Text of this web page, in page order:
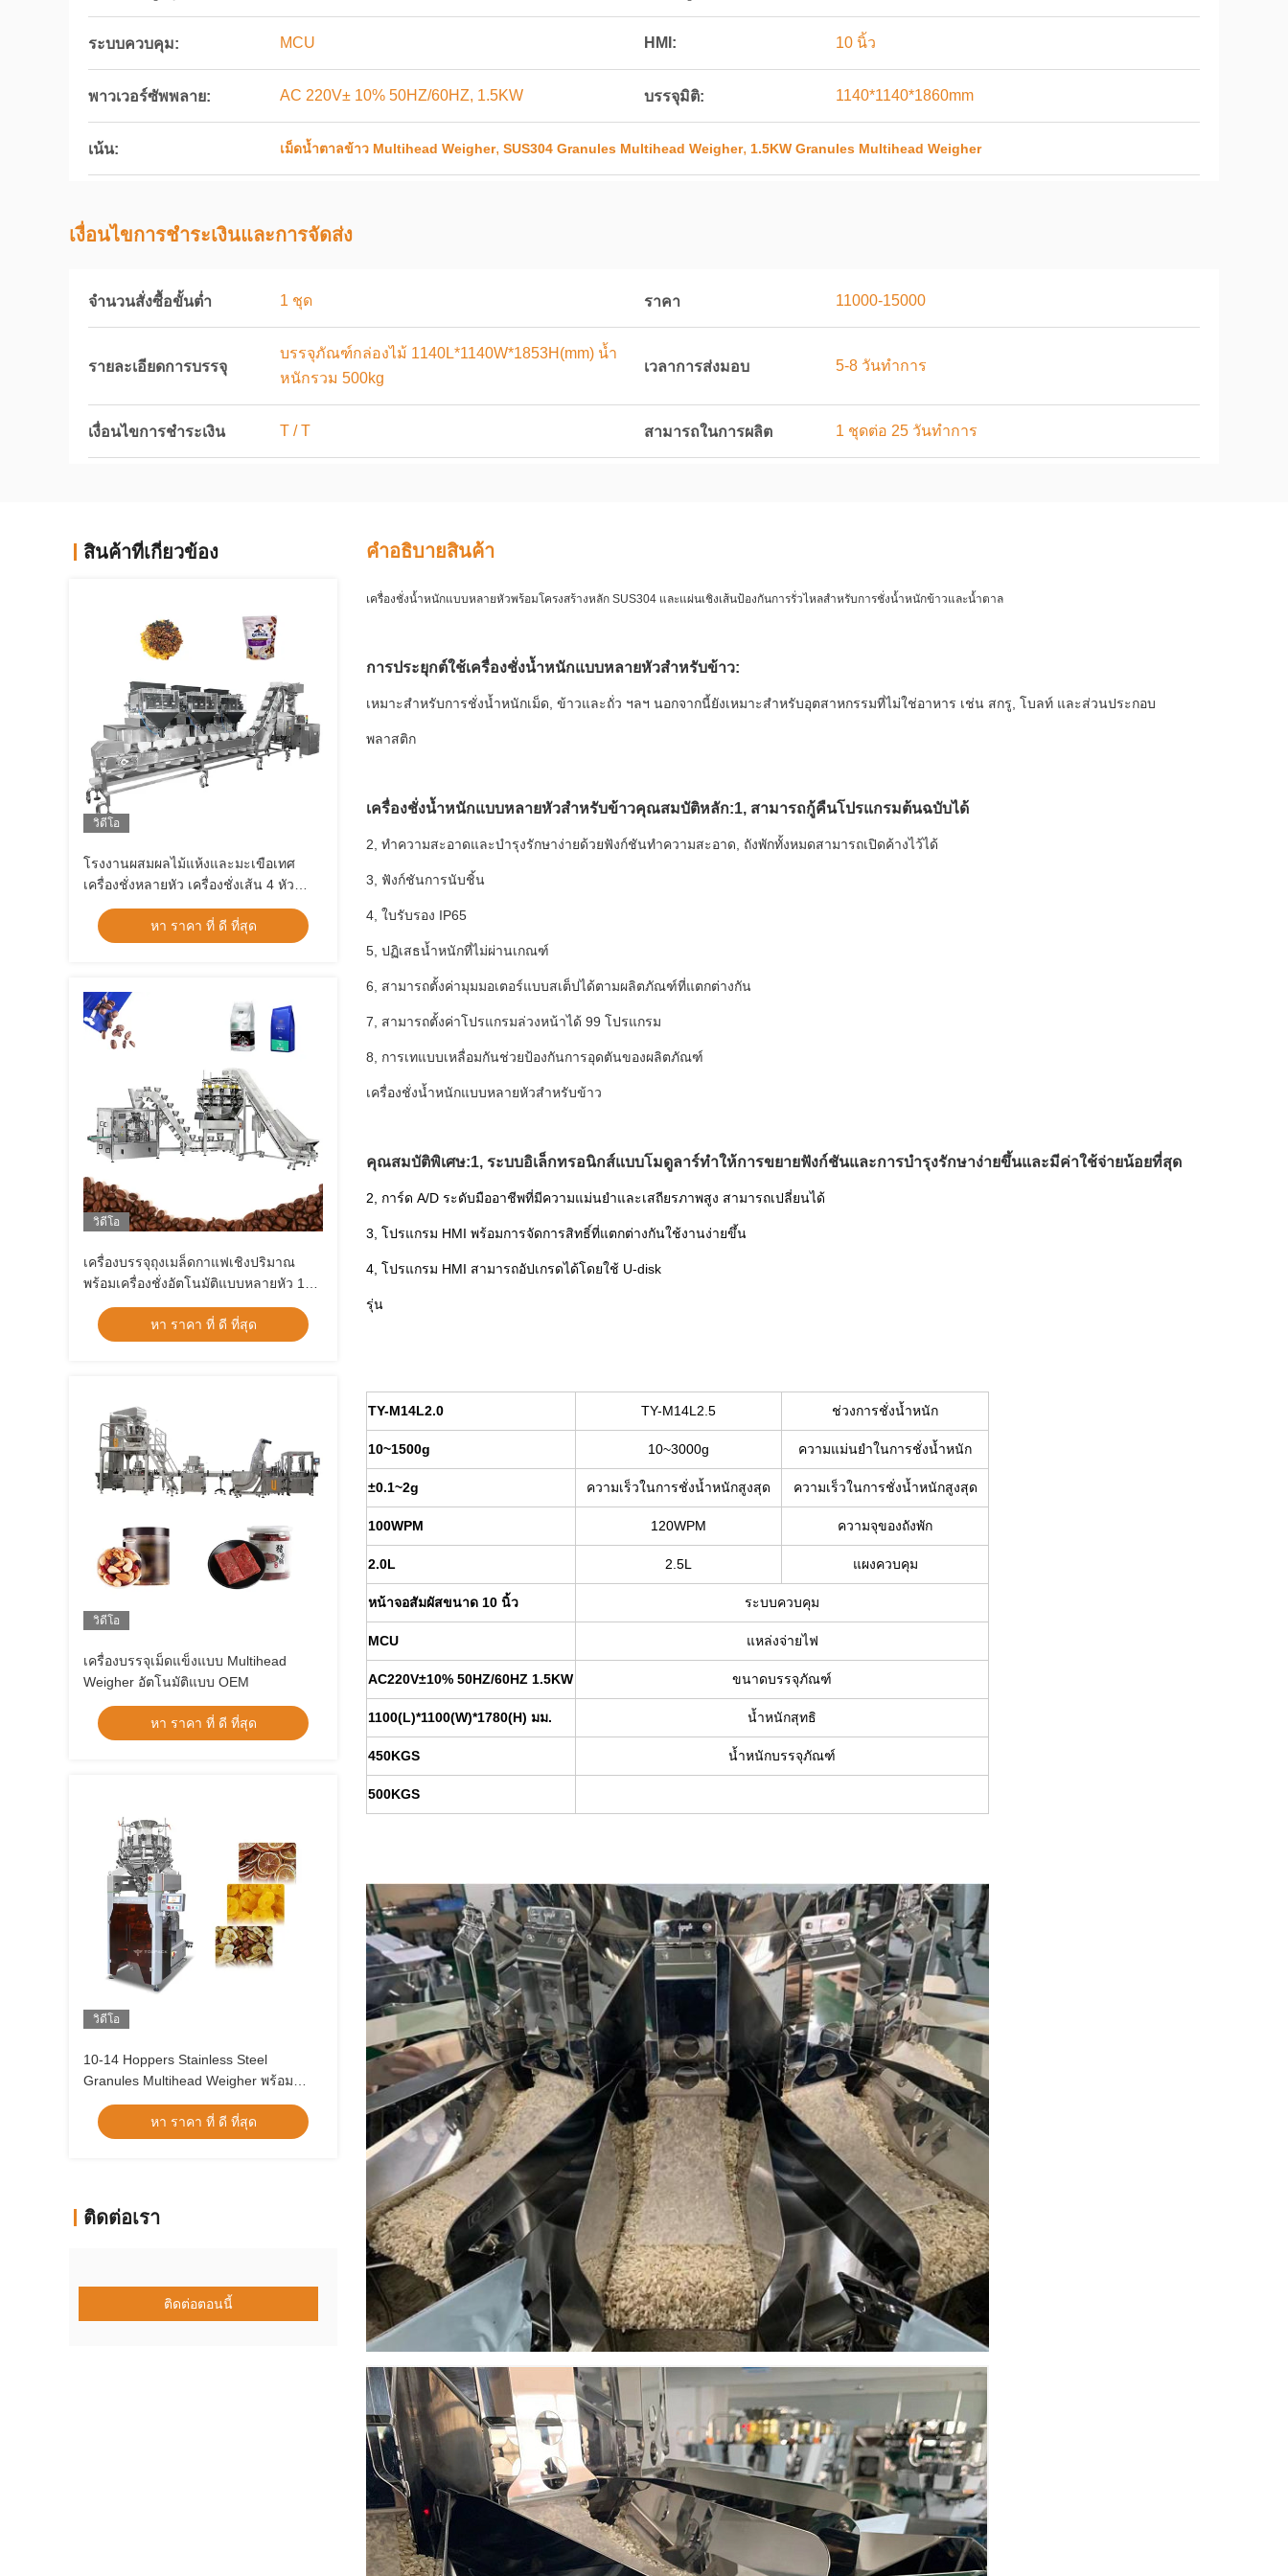
ระบบควบคุม: MCU HMI: 10 นิ้ว
พาวเวอร์ซัพพลาย: AC 220V± 10% 50HZ/60HZ, 1.5KW บรรจุมิติ: 1140*1140*1860mm
เน้น: เม็ดน้ำตาลข้าว Multihead Weigher, SUS304 Granules Multihead Weigher, 1.5KW Granules Multihead Weigher
เงื่อนไขการชําระเงินและการจัดส่ง
จำนวนสั่งซื้อขั้นต่ำ 1 ชุด ราคา 11000-15000
รายละเอียดการบรรจุ
บรรจุภัณฑ์กล่องไม้ 1140L*1140W*1853H(mm) น้ำ
หนักรวม 500kg
เวลาการส่งมอบ 5-8 วันทำการ
เงื่อนไขการชำระเงิน T / T สามารถในการผลิต 1 ชุดต่อ 25 วันทำการ
สินค้าที่เกี่ยวข้อง
วิดีโอ
โรงงานผสมผลไม้แห้งและมะเขือเทศ
เครื่องชั่งหลายหัว เครื่องชั่งเส้น 4 หัว
เครื่องบรรจุ VFF เครื่องบรรจุกระเป๋าซิป
หา ราคา ที่ ดี ที่สุด
วิดีโอ
เครื่องบรรจุถุงเมล็ดกาแฟเชิงปริมาณ
พร้อมเครื่องชั่งอัตโนมัติแบบหลายหัว 14
หา ราคา ที่ ดี ที่สุด
วิดีโอ
เครื่องบรรจุเม็ดแข็งแบบ Multihead
Weigher อัตโนมัติแบบ OEM
หา ราคา ที่ ดี ที่สุด
วิดีโอ
10-14 Hoppers Stainless Steel
Granules Multihead Weigher พร้อม
ระบบแสดงผลหน้าจอสัมผัส
หา ราคา ที่ ดี ที่สุด
ติดต่อเรา
ติดต่อตอนนี้
คําอธิบายสินค้า
เครื่องชั่งน้ำหนักแบบหลายหัวพร้อมโครงสร้างหลัก SUS304 และแผ่นเชิงเส้นป้องกันการรั่วไหลสำหรับการชั่งน้ำหนักข้าวและน้ำตาล
การประยุกต์ใช้เครื่องชั่งน้ำหนักแบบหลายหัวสำหรับข้าว:
เหมาะสำหรับการชั่งน้ำหนักเม็ด, ข้าวและถั่ว ฯลฯ นอกจากนี้ยังเหมาะสำหรับอุตสาหกรรมที่ไม่ใช่อาหาร เช่น สกรู, โบลท์ และส่วนประกอบ
พลาสติก
เครื่องชั่งน้ำหนักแบบหลายหัวสำหรับข้าวคุณสมบัติหลัก:1, สามารถกู้คืนโปรแกรมต้นฉบับได้
2, ทำความสะอาดและบำรุงรักษาง่ายด้วยฟังก์ชันทำความสะอาด, ถังพักทั้งหมดสามารถเปิดค้างไว้ได้
3, ฟังก์ชันการนับชิ้น
4, ใบรับรอง IP65
5, ปฏิเสธน้ำหนักที่ไม่ผ่านเกณฑ์
6, สามารถตั้งค่ามุมมอเตอร์แบบสเต็ปได้ตามผลิตภัณฑ์ที่แตกต่างกัน
7, สามารถตั้งค่าโปรแกรมล่วงหน้าได้ 99 โปรแกรม
8, การเทแบบเหลื่อมกันช่วยป้องกันการอุดตันของผลิตภัณฑ์
เครื่องชั่งน้ำหนักแบบหลายหัวสำหรับข้าว
คุณสมบัติพิเศษ:1, ระบบอิเล็กทรอนิกส์แบบโมดูลาร์ทำให้การขยายฟังก์ชันและการบำรุงรักษาง่ายขึ้นและมีค่าใช้จ่ายน้อยที่สุด
2, การ์ด A/D ระดับมืออาชีพที่มีความแม่นยำและเสถียรภาพสูง สามารถเปลี่ยนได้
3, โปรแกรม HMI พร้อมการจัดการสิทธิ์ที่แตกต่างกันใช้งานง่ายขึ้น
4, โปรแกรม HMI สามารถอัปเกรดได้โดยใช้ U-disk
รุ่น
TY-M14L2.0 TY-M14L2.5 ช่วงการชั่งน้ำหนัก
10~1500g 10~3000g ความแม่นยำในการชั่งน้ำหนัก
±0.1~2g ความเร็วในการชั่งน้ำหนักสูงสุด ความเร็วในการชั่งน้ำหนักสูงสุด
100WPM 120WPM ความจุของถังพัก
2.0L 2.5L แผงควบคุม
หน้าจอสัมผัสขนาด 10 นิ้ว ระบบควบคุม
MCU แหล่งจ่ายไฟ
AC220V±10% 50HZ/60HZ 1.5KW ขนาดบรรจุภัณฑ์
1100(L)*1100(W)*1780(H) มม. น้ำหนักสุทธิ
450KGS น้ำหนักบรรจุภัณฑ์
500KGS